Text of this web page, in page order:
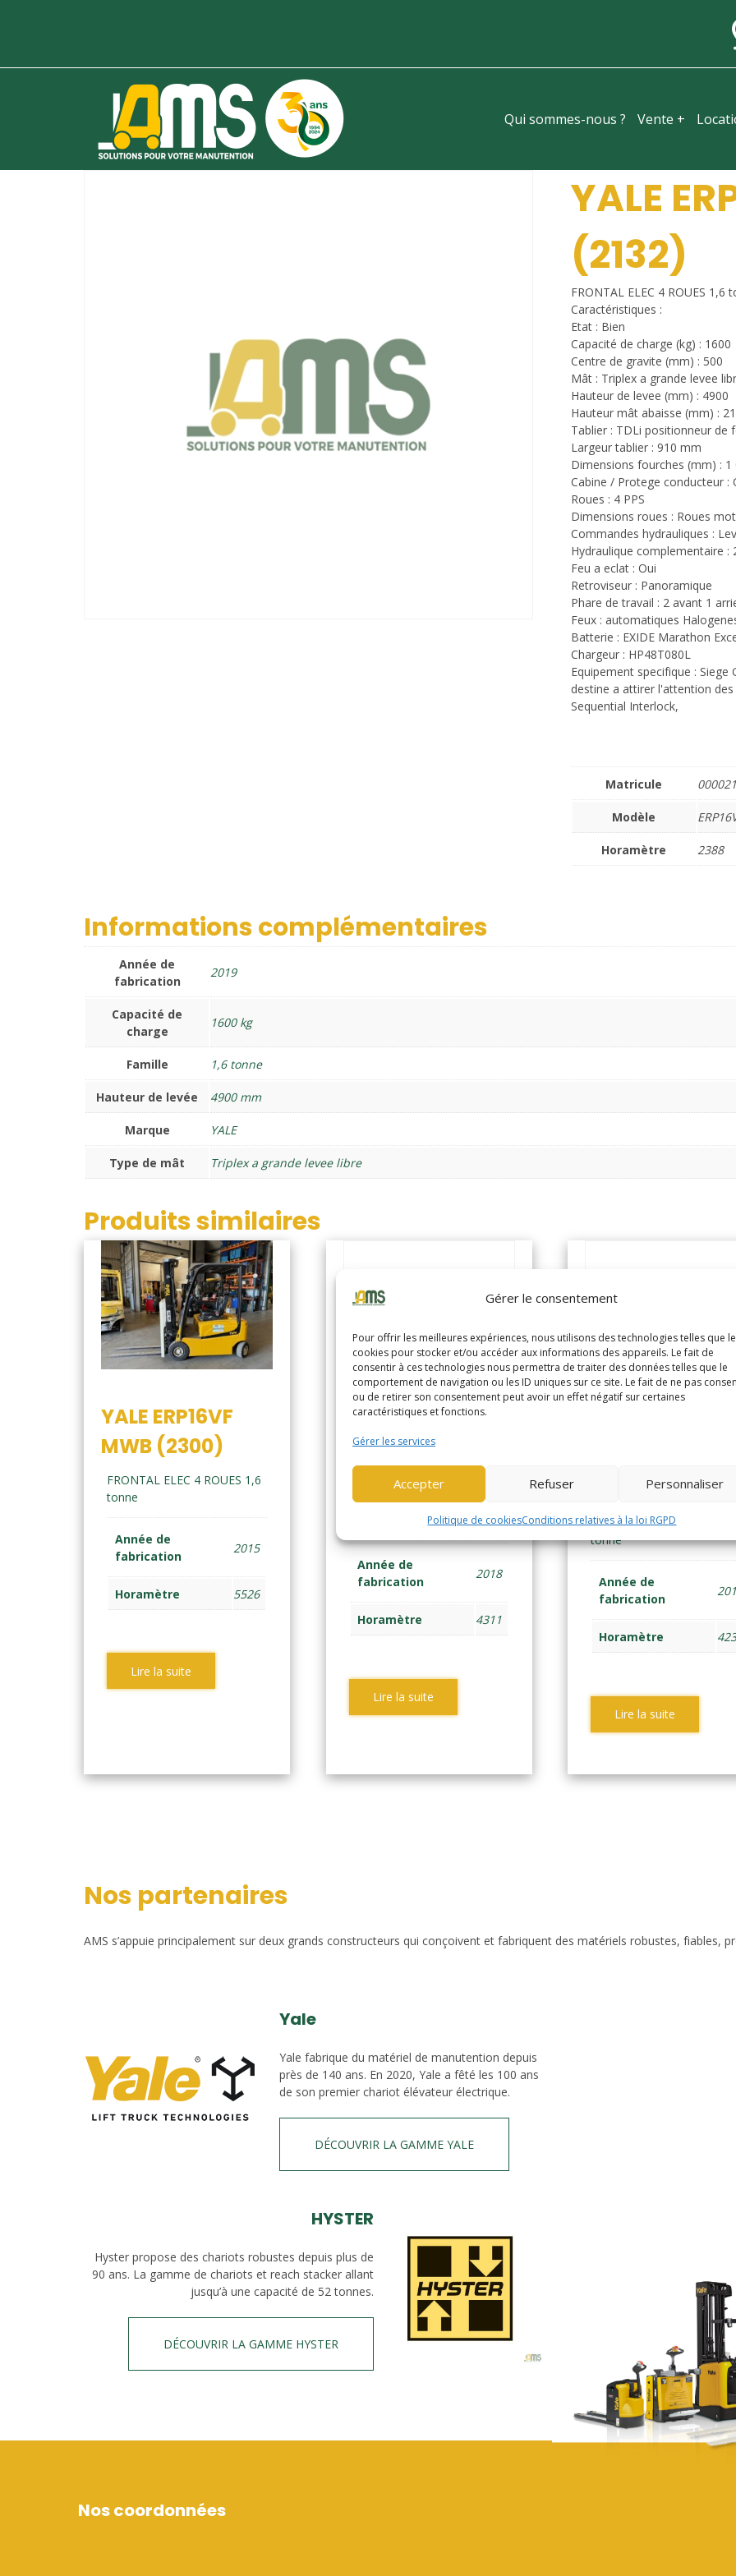
Gérer le consentement
Pour offrir les meilleures expériences, nous utilisons des technologies telles que
cookies pour stocker et/ou accéder aux informations des appareils. Le fait de
consentir à ces technologies nous permettra de traiter des données telles que le
comportement de navigation ou les ID uniques sur ce site. Le fait de ne pas
ou de retirer son consentement peut avoir un effet négatif sur certaines
caractéristiques et fonctions.
Gérer les services
Accepter Refuser Personnaliser
Politique de cookiesConditions relatives à la loi RGPD
Qui sommes-nous ? Vente +
YALE
(2132)
FRONTAL ELEC 4 ROUES 1,6
Caractéristiques :
Etat : Bien
Capacité de charge (kg) : 1600
Centre de gravite (mm) : 500
Mât : Triplex a grande levee
Hauteur de levee (mm) : 4900
Hauteur mât abaisse (mm) :
Tablier : TDLi positionneur de
Largeur tablier : 910 mm
Dimensions fourches (mm) :
Cabine / Protege conducteur :
Roues : 4 PPS
Dimensions roues : Roues
Commandes hydrauliques :
Hydraulique complementaire :
Feu a eclat : Oui
Retroviseur : Panoramique
Phare de travail : 2 avant 1
Feux : automatiques
Batterie : EXIDE Marathon
Chargeur : HP48T080L
Equipement specifique :
destine a attirer l'attention
Sequential Interlock,
Matricule
Modèle
Horamètre 2388
Informations complémentaires
Année de
fabrication
2019
Capacité de
charge
1600 kg
Famille 1,6 tonne
Hauteur de levée 4900 mm
Marque YALE
Type de mât Triplex a grande levee libre
Produits similaires
YALE ERP16VF
MWB (2300)
FRONTAL ELEC 4 ROUES 1,6
tonne
Année de
fabrication
2015
Horamètre 5526
Lire la suite
YALE ERP16VF
MWB (1568)
FRONTAL ELEC 4 ROUES 1,6t
Année de
fabrication
2018
Horamètre 4311
Lire la suite
MWB (2133)
FRONTAL ELEC 4 ROUES
tonne
Année de
fabrication
Horamètre
Lire la suite
Nos partenaires
AMS s’appuie principalement sur deux grands constructeurs qui conçoivent et fabriquent des matériels robustes, fiables,
Yale
Yale fabrique du matériel de manutention depuis
près de 140 ans. En 2020, Yale a fêté les 100 ans
de son premier chariot élévateur électrique.
DÉCOUVRIR LA GAMME YALE
HYSTER
Hyster propose des chariots robustes depuis plus de
90 ans. La gamme de chariots et reach stacker allant
jusqu’à une capacité de 52 tonnes.
DÉCOUVRIR LA GAMME HYSTER
Nos coordonnées